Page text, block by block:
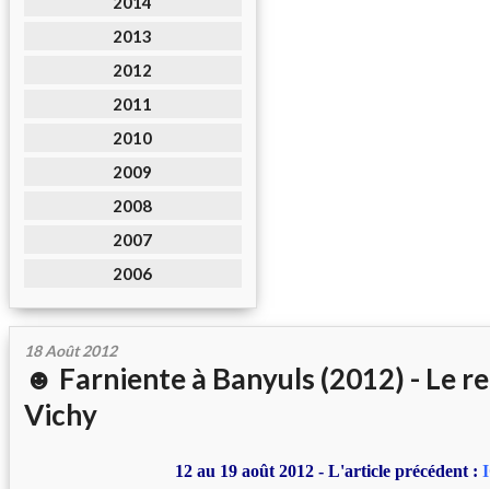
2013
2012
2011
2010
2009
2008
2007
2006
18 Août 2012
☻ Farniente à Banyuls (2012) - Le
Vichy
12 au 19 août 2012 - L'article précédent :